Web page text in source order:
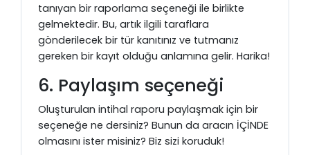
tanıyan bir raporlama seçeneği ile birlikte
gelmektedir. Bu, artık ilgili taraflara
gönderilecek bir tür kanıtınız ve tutmanız
gereken bir kayıt olduğu anlamına gelir. Harika!
6. Paylaşım seçeneği
Oluşturulan intihal raporu paylaşmak için bir
seçeneğe ne dersiniz? Bunun da aracın İÇİNDE
olmasını ister misiniz? Biz sizi koruduk!